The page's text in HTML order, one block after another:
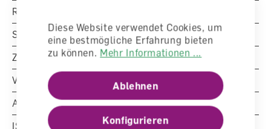
Die Lösungen zu den Arbeitsheften finden Sie im
Lehrwerkteil Lösungen.
Reihe
Schulstufe
Primarschule
Zielgruppe
Schülerinnen und Schüler
Verlag
LMV Zürich
Artikelnummer
4132100
ISBN/EAN-
Diese Website verwendet Cookies, um
eine bestmögliche Erfahrung bieten
zu können. Mehr Informationen ...
Ablehnen
Konfigurieren